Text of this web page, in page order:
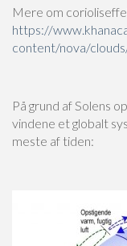
Mere om
https://
content/nova/
På grund af Solens
vindene et globalt
meste af tiden: